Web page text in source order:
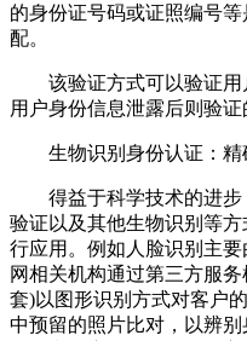
的身份证号码或证照编号
配。
该验证方式可以验证
用户身份信息泄露后则验证
生物识别身份认证：
得益于科学技术的进
验证以及其他生物识别等
行应用。例如人脸识别主
网相关机构通过第三方服
套)以图形识别方式对客户
中预留的照片比对，以辨